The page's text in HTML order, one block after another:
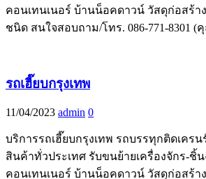
คอนเทนเนอร์ บ้านน็อคดาวน์ วัสดุก่อสร้า
ชนิด สนใจสอบถาม/โทร. 086-771-8301 (
รถเฮี๊ยบกรุงเทพ
11/04/2023 admin 0
บริการรถเฮี๊ยบกรุงเทพ รถบรรทุกติดเคร
สินค้าทั่วประเทศ รับขนย้ายเครื่องจักร-ชิ้
คอนเทนเนอร์ บ้านน็อคดาวน์ วัสดุก่อสร้า